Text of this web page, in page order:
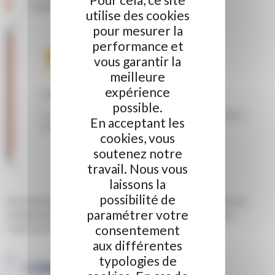
supplémentaire).
Un Trajet de 15 KM rapportera 1€ au conducteur et coutera
Les frais dus par le passager sont directement réglés au
conducteur dès lors qu’il certifie son covoiturage
l’application partenaire.
COMMENT ÇA FONCTIONNE ?
utilise des cookies
pour mesurer la
performance et
vous garantir la
meilleure
expérience
possible.
En acceptant les
cookies, vous
soutenez notre
travail. Nous vous
laissons la
possibilité de
paramétrer votre
consentement
aux différentes
typologies de